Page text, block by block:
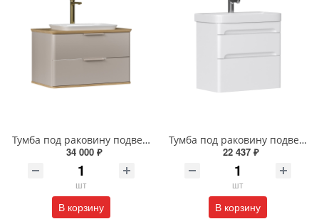
Тумба под раковину подвесная EQUIL Десерт 80.2Я/Desert 80.2Y с ручками в цвет амарок tpDSRT80.2Y-25R амарок/дуб
34 000 ₽
шт
В корзину
Тумба под раковину подвесная EQUIL Найс 70 см tpNICE70.2Y-05 белая
22 437 ₽
шт
В корзину